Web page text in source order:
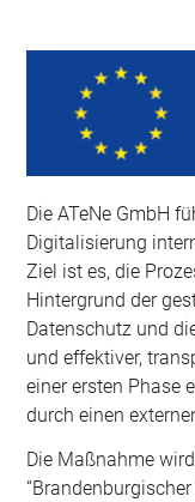
Die ATeNe GmbH
Digitalisierung
Ziel ist es, die
Hintergrund der
Datenschutz und
und effektiver,
einer ersten Phase
durch einen
Die Maßnahme